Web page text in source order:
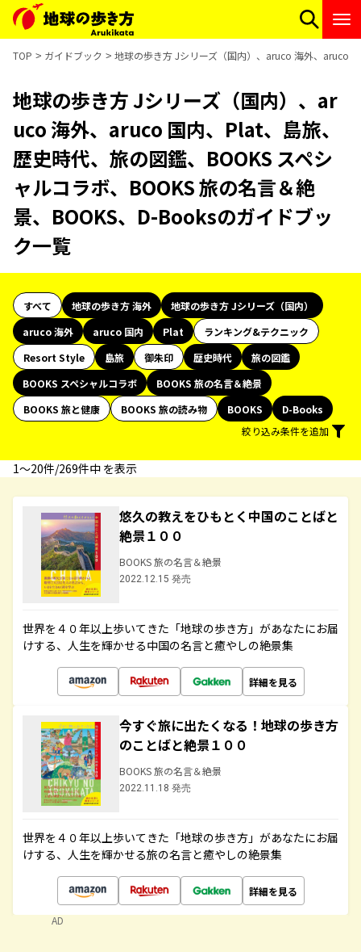
TOP ガイドブック 地球の歩き方 Jシリーズ（国内）、aruco 海外、aruco
地球の歩き方 Jシリーズ（国内）、ar
uco 海外、aruco 国内、Plat、島旅、
歴史時代、旅の図鑑、BOOKS スペシ
ャルコラボ、BOOKS 旅の名言＆絶
景、BOOKS、D-Booksのガイドブッ
ク一覧
すべて 地球の歩き方 海外
地球の歩き方 Jシリーズ（国内）
aruco 海外
aruco 国内 Plat
ランキング&テクニック
Resort Style
島旅 御朱印 歴史時代
旅の図鑑
BOOKS スペシャルコラボ
BOOKS 旅の名言＆絶景
BOOKS 旅と健康
BOOKS 旅の読み物 BOOKS
D-Books
絞り込み条件を追加
1〜20件/269件中 を表示
悠久の教えをひもとく中国のことばと
絶景１００
BOOKS 旅の名言＆絶景
2022.12.15 発売
世界を４０年以上歩いてきた「地球の歩き方」があなたにお届
けする、人生を輝かせる中国の名言と癒やしの絶景集
詳細を見る
今すぐ旅に出たくなる！地球の歩き方
のことばと絶景１００
BOOKS 旅の名言＆絶景
2022.11.18 発売
世界を４０年以上歩いてきた「地球の歩き方」があなたにお届
けする、人生を輝かせる旅の名言と癒やしの絶景集
詳細を見る
AD